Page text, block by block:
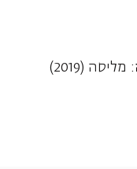
: מליסה (2019)